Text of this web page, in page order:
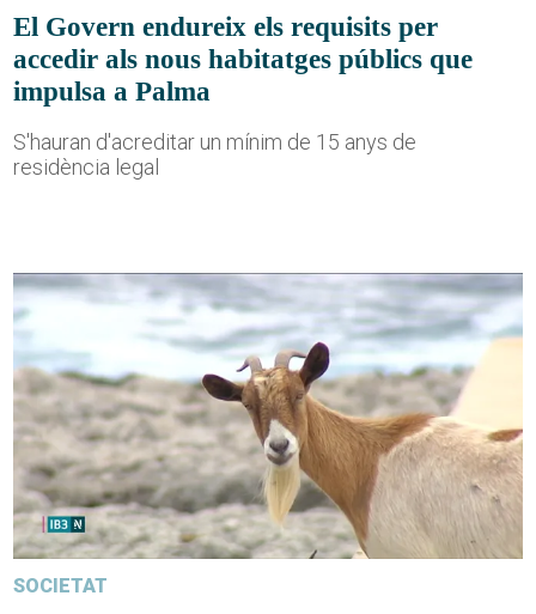
El Govern endureix els requisits per
accedir als nous habitatges públics que
impulsa a Palma
S'hauran d'acreditar un mínim de 15 anys de
residència legal
SOCIETAT